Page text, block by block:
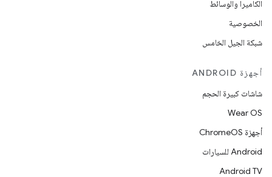
الكاميرا والوسائط
الخصوصية
شبكة الجيل الخامس
أجهزة ANDROID
شاشات كبيرة الحجم
Wear OS
أجهزة ChromeOS
Android للسيارات
Android TV